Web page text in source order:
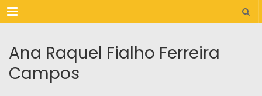
Menu
Ana Raquel Fialho Ferreira
Campos